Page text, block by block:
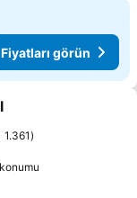
Fiyatları görün
ekle
1.361